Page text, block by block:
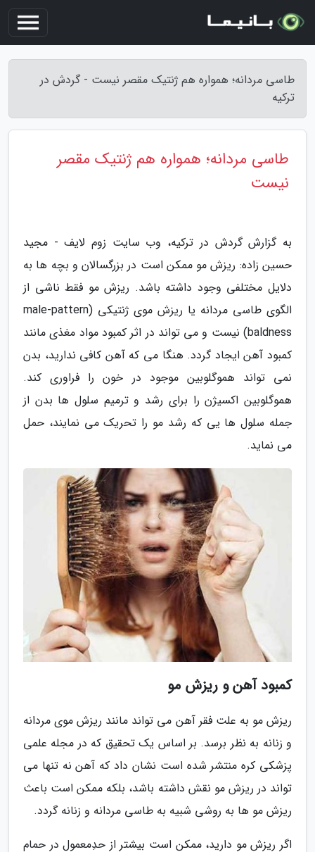
طاسی مردانه؛ همواره هم ژنتیک مقصر نیست - گردش در
ترکیه
طاسی مردانه؛ همواره هم ژنتیک مقصر
نیست
به گزارش گردش در ترکیه، وب سایت زوم لایف - مجید
حسین زاده: ریزش مو ممکن است در بزرگسالان و بچه ها به
دلایل مختلفی وجود داشته باشد. ریزش مو فقط ناشی از
الگوی طاسی مردانه یا ریزش موی ژنتیکی (male-pattern
baldness) نیست و می تواند در اثر کمبود مواد مغذی مانند
کمبود آهن ایجاد گردد. هنگا می که آهن کافی ندارید، بدن
نمی تواند هموگلوبین موجود در خون را فراوری کند.
هموگلوبین اکسیژن را برای رشد و ترمیم سلول ها بدن از
جمله سلول ها یی که رشد مو را تحریک می نمایند، حمل
می نماید.
کمبود آهن و ریزش مو
ریزش مو به علت فقر آهن می تواند مانند ریزش موی مردانه
و زنانه به نظر برسد. بر اساس یک تحقیق که در مجله علمی
پزشکی کره منتشر شده است نشان داد که آهن نه تنها می
تواند در ریزش مو نقش داشته باشد، بلکه ممکن است باعث
ریزش مو ها به روشی شبیه به طاسی مردانه و زنانه گردد.
اگر ریزش مو دارید، ممکن است بیشتر از حدِمعمول در حمام